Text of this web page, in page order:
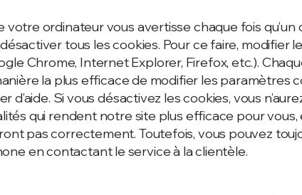
votre ordinateur vous avertisse chaque fois
tous les cookies. Pour ce faire, modifier
Chrome, Internet Explorer, Firefox, etc.).
la plus efficace de modifier les paramètres
d’aide. Si vous désactivez les cookies, vous
qui rendent notre site plus efficace pour vous,
pas correctement. Toutefois, vous pouvez
en contactant le service à la clientèle.